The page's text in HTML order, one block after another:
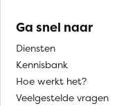
Ga snel naar
Diensten
Kennisbank
Hoe werkt het?
Veelgestelde vragen